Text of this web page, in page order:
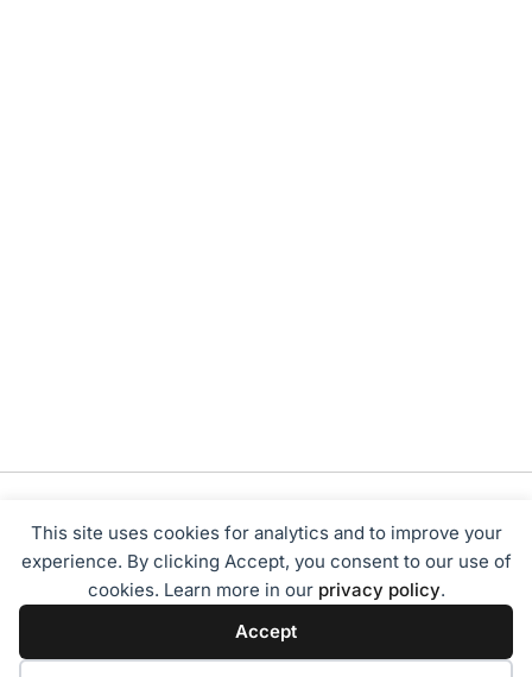
This site uses cookies for analytics and to improve your
experience. By clicking Accept, you consent to our use of
cookies. Learn more in our privacy policy.
Accept
Tentang Kami Redaksi Disclaimer
Privacy Policy
Pedoman Media Siber